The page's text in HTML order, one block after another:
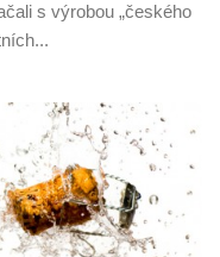
s výrobou „českého